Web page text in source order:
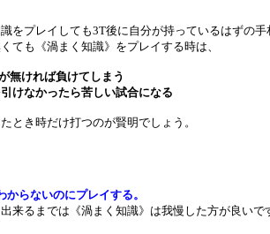
をプレイしても3T後に自分が持っているはずの
ても《渦まく知識》をプレイする時は、
無ければ負けてしまう
けなかったら苦しい試合になる
とき時だけ打つのが賢明でしょう。
らないのにプレイする。
来るまでは《渦まく知識》は我慢した方が良い